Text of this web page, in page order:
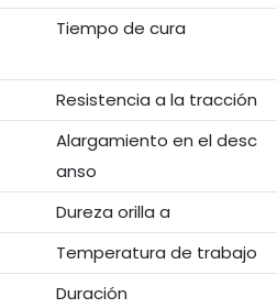
Tiempo de cura
Resistencia a la tracción
Alargamiento en el desc
anso
Dureza orilla a
Temperatura de trabajo
Duración